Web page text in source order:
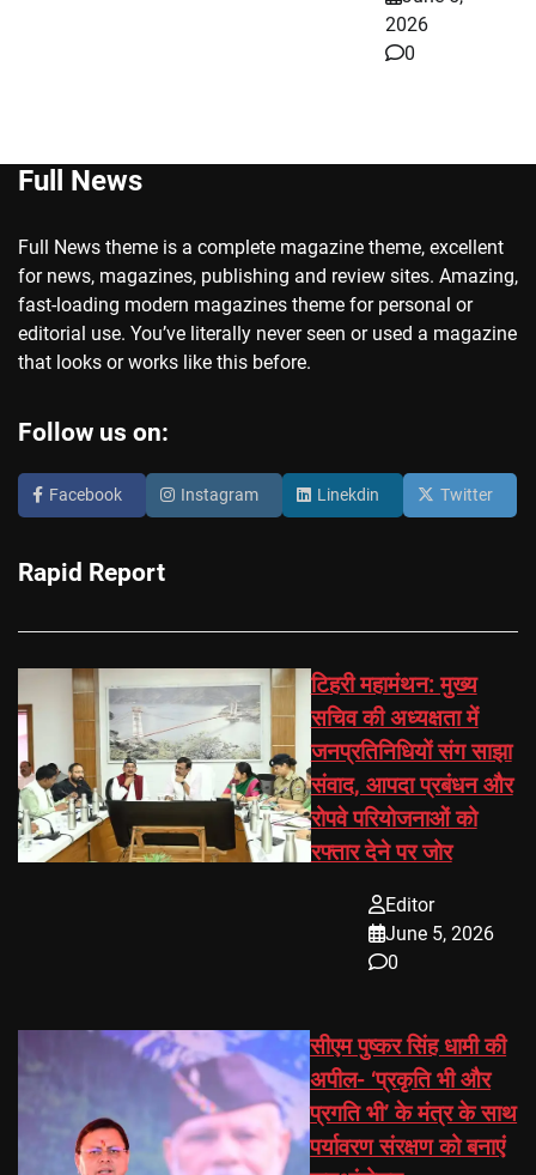
2026
0
Full News
Full News theme is a complete magazine theme, excellent
for news, magazines, publishing and review sites. Amazing,
fast-loading modern magazines theme for personal or
editorial use. You’ve literally never seen or used a magazine
that looks or works like this before.
Follow us on:
Facebook Instagram Linekdin Twitter
Rapid Report
टिहरी महामंथन: मुख्य
सचिव की अध्यक्षता में
जनप्रतिनिधियों संग साझा
संवाद, आपदा प्रबंधन और
रोपवे परियोजनाओं को
रफ्तार देने पर जोर
Editor
June 5, 2026
0
सीएम पुष्कर सिंह धामी की
अपील- ‘प्रकृति भी और
प्रगति भी’ के मंत्र के साथ
पर्यावरण संरक्षण को बनाएं